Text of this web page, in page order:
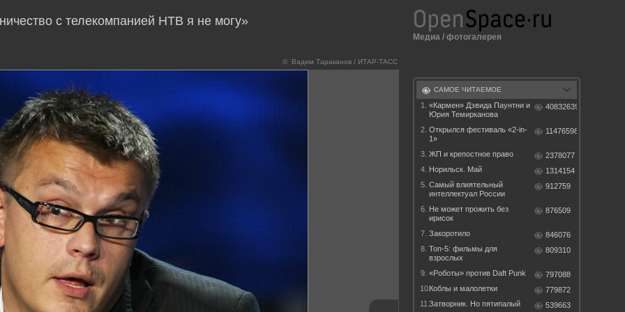
с телекомпанией НТВ я не могу»
© Вадим Тараканов / ИТАР-ТАСС
Медиа / фотогалерея
САМОЕ ЧИТАЕМОЕ
1.
«Кармен» Дэвида Паунтни и
Юрия Темирканова
40832639
2. Открылся фестиваль «2-in-
1»
11476598
3. ЖП и крепостное право
2378077
4. Норильск. Май
1314154
5. Самый влиятельный
интеллектуал России
912759
6. Не может прожить без
ирисок
876509
7. Закоротило
846076
8. Топ-5: фильмы для
взрослых
809310
9. «Роботы» против Daft Punk
797088
10.Коблы и малолетки
779872
11.Затворник. Но пятипалый 539663